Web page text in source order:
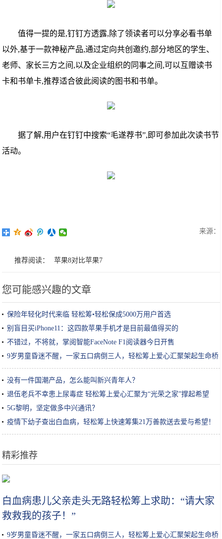
值得一提的是,钉钉方透露,除了领读者可以分享必看书单
以外,基于一款神秘产品,通过定向共创邀约,部分地区的学生、
老师、家长三方之间,以及企业组织的同事之间,可以互赠读书
卡和书单卡,推荐适合彼此阅读的图书和书单。
据了解,用户在钉钉中搜索“毛遂荐书”,即可参加此次读书节
活动。
来源：
推荐阅读： 苹果8对比苹果7
您可能感兴趣的文章
保险年轻化时代来临 轻松筹•轻松保成5000万用户首选
别盲目买iPhone11：这四款苹果手机才是目前最值得买的
不错过，不将就，掌阅智能FaceNote F1阅读器今日开售
9岁男童昏迷不醒，一家五口病倒三人，轻松筹上爱心汇聚架起生命桥
梁
没有一件国潮产品，怎么能叫新兴青年人？
退伍老兵不幸患上尿毒症 轻松筹上爱心汇聚为“光荣之家”撑起希望
5G黎明，坚定做多中兴通讯？
疫情下幼子查出白血病，轻松筹上快速筹集21万善款送去爱与希望！
精彩推荐
白血病患儿父亲走头无路轻松筹上求助：“请大家
救救我的孩子！”
9岁男童昏迷不醒，一家五口病倒三人，轻松筹上爱心汇聚架起生命桥